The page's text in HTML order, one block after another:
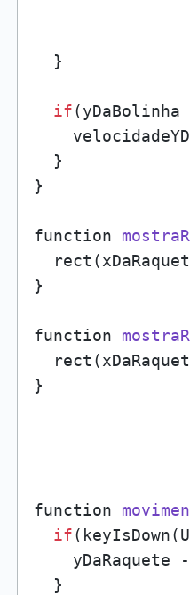
  }
if
  }
}
function
}
function
}
function
if
yDaRaquete
  }